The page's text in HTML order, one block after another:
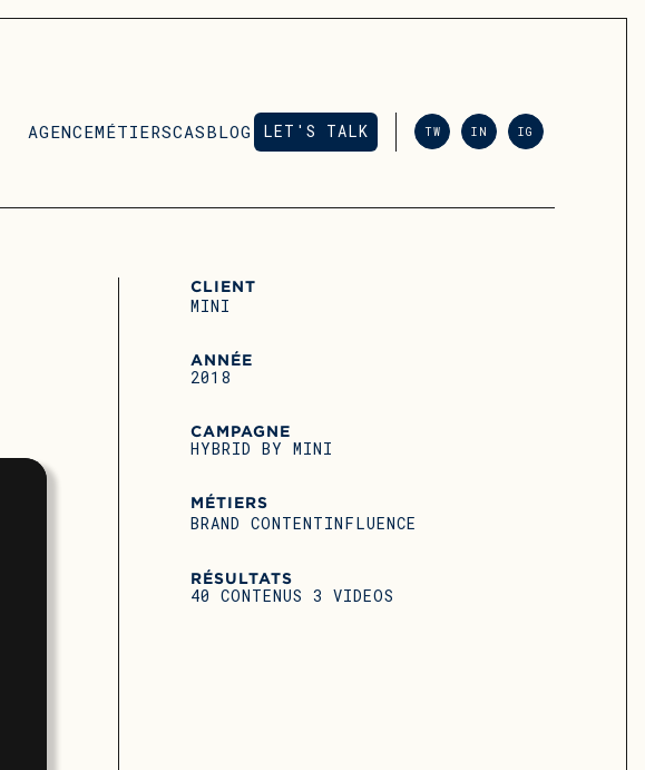
AGENCEMÉTIERSCASBLOG LET'S TALK
LET'S TALK
TW IN IG
CLIENT
MINI
ANNÉE
2018
CAMPAGNE
HYBRID BY MINI
MÉTIERS
BRAND CONTENTINFLUENCE
RÉSULTATS
40 CONTENUS 3 VIDEOS